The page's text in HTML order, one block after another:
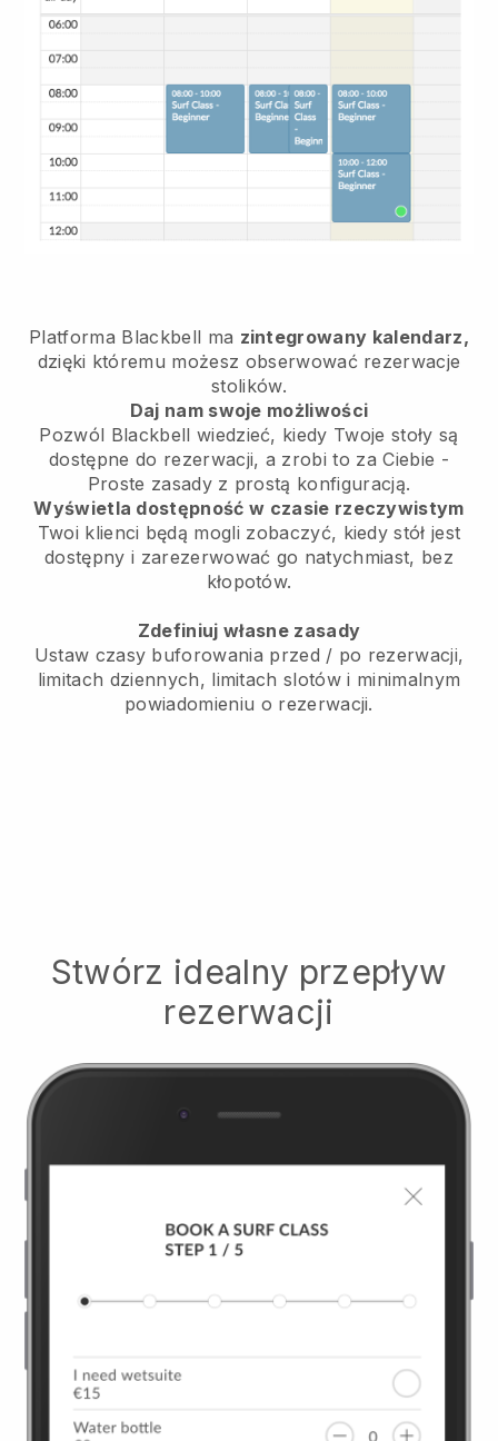
Platforma Blackbell ma zintegrowany kalendarz,
dzięki któremu możesz obserwować rezerwacje
stolików.
Daj nam swoje możliwości
Pozwól Blackbell wiedzieć, kiedy Twoje stoły są
dostępne do rezerwacji, a zrobi to za Ciebie -
Proste zasady z prostą konfiguracją.
Wyświetla dostępność w czasie rzeczywistym
Twoi klienci będą mogli zobaczyć, kiedy stół jest
dostępny i zarezerwować go natychmiast, bez
kłopotów.
Zdefiniuj własne zasady
Ustaw czasy buforowania przed / po rezerwacji,
limitach dziennych, limitach slotów i minimalnym
powiadomieniu o rezerwacji.
Stwórz idealny przepływ
rezerwacji